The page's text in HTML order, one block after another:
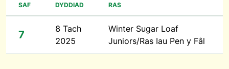
SAF DYDDIAD RAS
7
8 Tach
2025
Winter Sugar Loaf
Juniors/Ras Iau Pen y Fâl